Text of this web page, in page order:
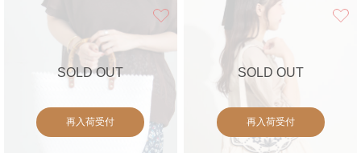
SOLD OUT
再入荷受付
お気に入り
SOLD OUT
再入荷受付